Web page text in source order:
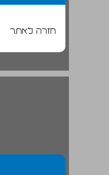
חזרה לאתר
אי אפשר להוכיח לעולם ... 30